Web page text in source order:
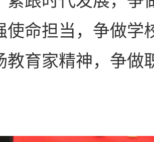
使命担当，争做学
教育家精神，争做